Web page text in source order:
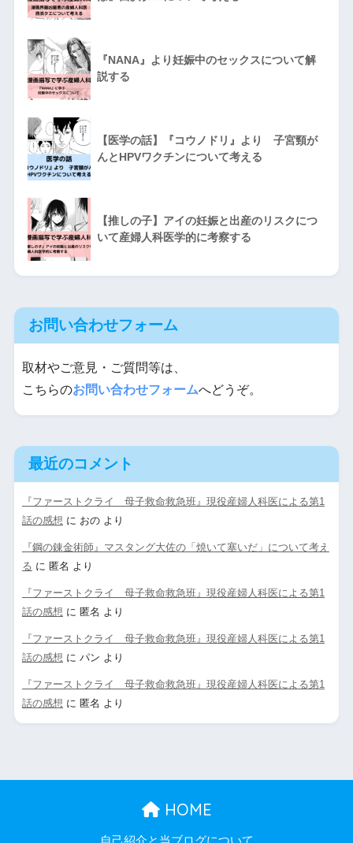
『NANA』より妊娠中のセックスについて解
説する
【医学の話】『コウノドリ』より 子宮頸が
んとHPVワクチンについて考える
【推しの子】アイの妊娠と出産のリスクにつ
いて産婦人科医学的に考察する
お問い合わせフォーム
取材やご意見・ご質問等は、
こちらのお問い合わせフォームへどうぞ。
最近のコメント
『ファーストクライ 母子救命救急班』現役産婦人科医による第1
話の感想 に おのより
『鋼の錬金術師』マスタング大佐の「焼いて塞いだ」について考え
る に 匿名 より
『ファーストクライ 母子救命救急班』現役産婦人科医による第1
話の感想 に 匿名 より
『ファーストクライ 母子救命救急班』現役産婦人科医による第1
話の感想 に パン より
『ファーストクライ 母子救命救急班』現役産婦人科医による第1
話の感想 に 匿名 より
HOME